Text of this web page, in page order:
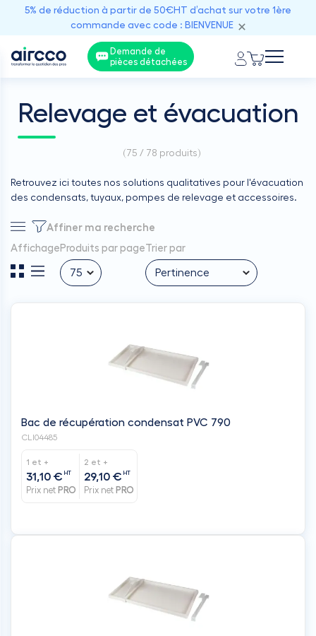
5% de réduction à partir de 50€HT d’achat sur votre 1ère
commande avec code : BIENVENUE
Demande de
pièces détachées
Relevage et évacuation
(75 / 78 produits)
Retrouvez ici toutes nos solutions qualitatives pour l'évacuation
des condensats, tuyaux, pompes de relevage et accessoires.
Affiner ma recherche
Affichage Produits par pageTrier par
Bac de récupération condensat PVC 790
CLI04485
1 et +
31,10 € HT
Prix net PRO
2 et +
29,10 € HT
Prix net PRO